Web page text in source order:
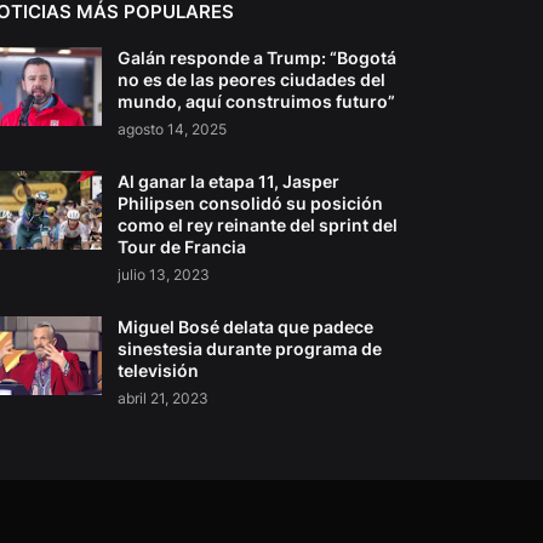
MÁS POPULARES
Galán responde a Trump: “Bogotá
no es de las peores ciudades del
mundo, aquí construimos futuro”
agosto 14, 2025
Al ganar la etapa 11, Jasper
Philipsen consolidó su posición
como el rey reinante del sprint del
Tour de Francia
julio 13, 2023
Miguel Bosé delata que padece
sinestesia durante programa de
televisión
abril 21, 2023